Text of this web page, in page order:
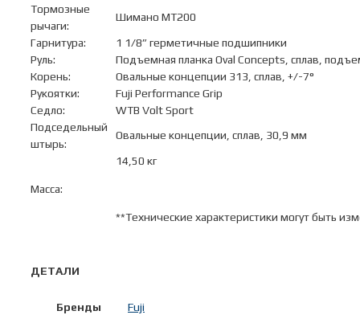
Тормозные
рычаги:
Шимано МТ200
Гарнитура:
1 1/8” герметичные подшипники
Руль:
Подъемная планка Oval Concepts, сплав,
Корень:
Овальные концепции 313, сплав, +/-7°
Рукоятки:
Fuji Performance Grip
Седло:
WTB Volt Sport
Подседельный
штырь:
Овальные концепции, сплав, 30,9 мм
Масса:
14,50 кг
**Технические характеристики могут быть
ДЕТАЛИ
Бренды Fuji